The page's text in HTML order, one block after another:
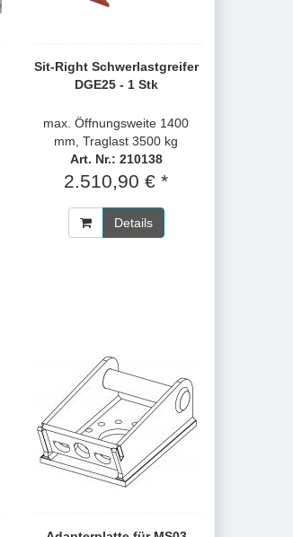
Sit-Right Schwerlastgreifer
DGE25 - 1 Stk
max. Öffnungsweite 1400
mm, Traglast 3500 kg
Art. Nr.: 210138
2.510,90 € *
Details